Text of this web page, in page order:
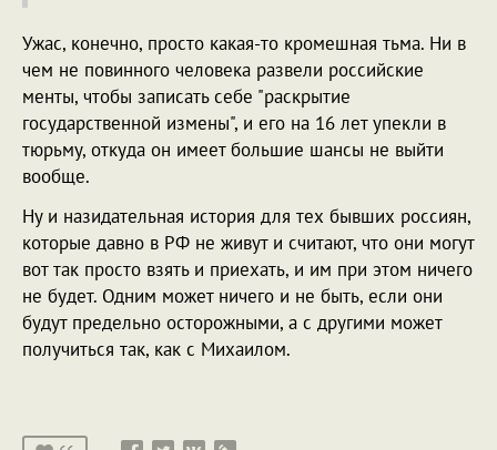
Ужас, конечно, просто какая-то кромешная тьма. Ни в
чем не повинного человека развели российские
менты, чтобы записать себе "раскрытие
государственной измены", и его на 16 лет упекли в
тюрьму, откуда он имеет большие шансы не выйти
вообще.
Ну и назидательная история для тех бывших россиян,
которые давно в РФ не живут и считают, что они могут
вот так просто взять и приехать, и им при этом ничего
не будет. Одним может ничего и не быть, если они
будут предельно осторожными, а с другими может
получиться так, как с Михаилом.